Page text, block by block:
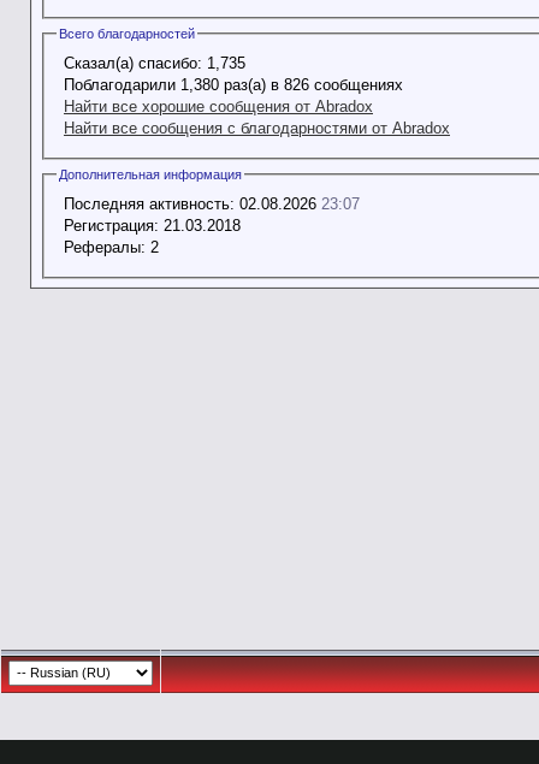
Всего благодарностей
Сказал(а) спасибо: 1,735
Поблагодарили 1,380 раз(а) в 826 сообщениях
Найти все хорошие сообщения от Abradox
Найти все сообщения с благодарностями от Abradox
Дополнительная информация
Последняя активность: 02.08.2026 23:07
Регистрация: 21.03.2018
Рефералы: 2